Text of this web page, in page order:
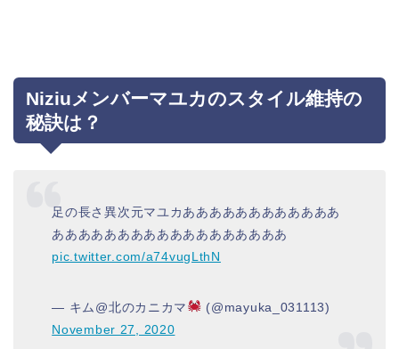
Niziuメンバーマユカのスタイル維持の
秘訣は？
足の長さ異次元マユカああああああああああああ
ああああああああああああああああああ
pic.twitter.com/a74vugLthN
— キム@北のカニカマ
(@mayuka_031113)
November 27, 2020